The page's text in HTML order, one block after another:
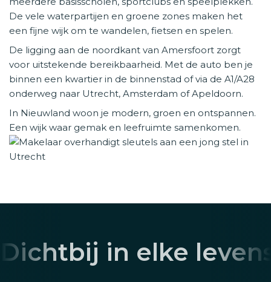
De vele waterpartijen en groene zones maken het
een fijne wijk om te wandelen, fietsen en spelen.
De ligging aan de noordkant van Amersfoort zorgt
voor uitstekende bereikbaarheid. Met de auto ben je
binnen een kwartier in de binnenstad of via de A1/A28
onderweg naar Utrecht, Amsterdam of Apeldoorn.
In Nieuwland woon je modern, groen en ontspannen.
Een wijk waar gemak en leefruimte samenkomen.
Dichtbij in elke